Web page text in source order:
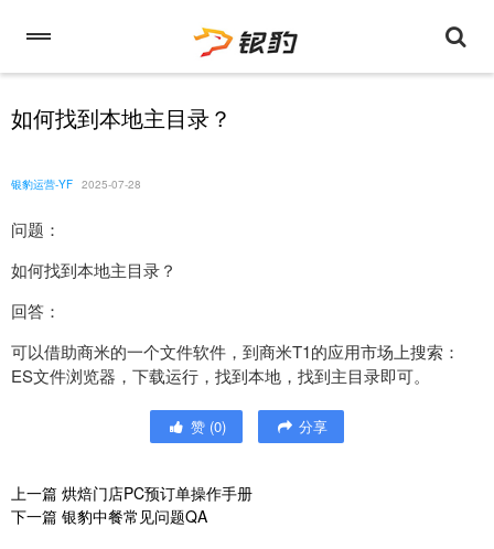
如何找到本地主目录？
银豹运营-YF 2025-07-28
问题：
如何找到本地主目录？
回答：
可以借助商米的一个文件软件，到商米T1的应用市场上搜索：
ES文件浏览器，下载运行，找到本地，找到主目录即可。
赞 (0) 分享
上一篇 烘焙门店PC预订单操作手册
下一篇 银豹中餐常见问题QA